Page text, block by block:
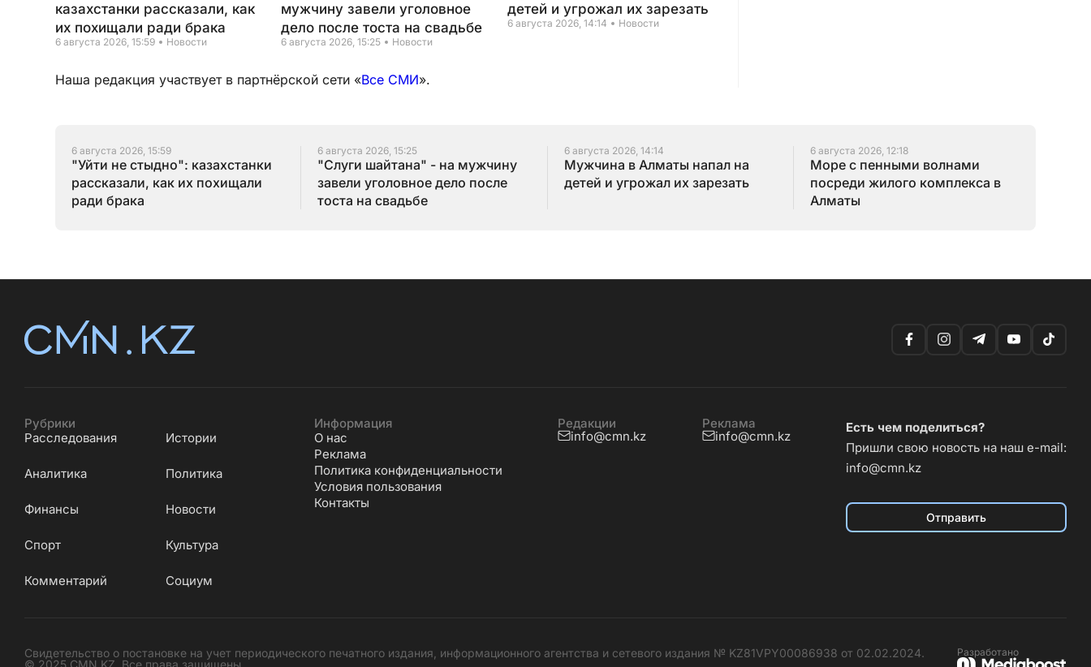
казахстанки рассказали, как
их похищали ради брака
6 августа 2026, 15:59 Новости
мужчину завели уголовное
дело после тоста на свадьбе
6 августа 2026, 15:25 Новости
детей и угрожал их зарезать
6 августа 2026, 14:14 Новости
Наша редакция участвует в партнёрской сети «Все СМИ».
6 августа 2026, 15:59
"Уйти не стыдно": казахстанки
рассказали, как их похищали
ради брака
6 августа 2026, 15:25
"Слуги шайтана" - на мужчину
завели уголовное дело после
тоста на свадьбе
6 августа 2026, 14:14
Мужчина в Алматы напал на
детей и угрожал их зарезать
6 августа 2026, 12:18
Море с пенными волнами
посреди жилого комплекса в
Алматы
Рубрики
Расследования
Истории
Аналитика Политика
Финансы Новости
Cпорт Культура
Комментарий Социум
Информация
О нас
Реклама
Политика конфиденциальности
Условия пользования
Контакты
Редакции
info@cmn.kz
Реклама
info@cmn.kz
Есть чем поделиться?
Пришли свою новость на наш e-mail:
info@cmn.kz
Отправить
Свидетельство о постановке на учет периодического печатного издания, информационного агентства и сетевого издания № KZ81VPY00086938 от 02.02.2024.
Разработано